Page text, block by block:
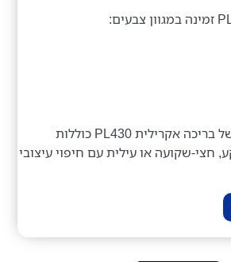
אפשרויות ההתקנה של בריכה אקרילית PL430 כוללות
חצי-שקועה או עילית עם חיפוי עיצובי